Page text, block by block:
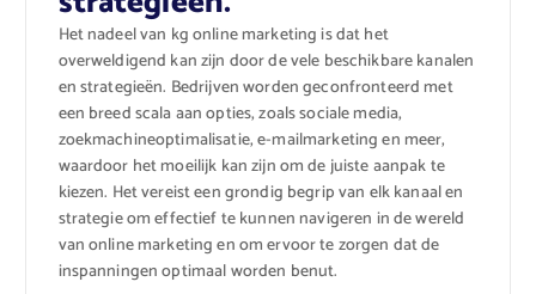
Het nadeel van kg online marketing is dat het
overweldigend kan zijn door de vele beschikbare kanalen
en strategieën. Bedrijven worden geconfronteerd met
een breed scala aan opties, zoals sociale media,
zoekmachineoptimalisatie, e-mailmarketing en meer,
waardoor het moeilijk kan zijn om de juiste aanpak te
kiezen. Het vereist een grondig begrip van elk kanaal en
strategie om effectief te kunnen navigeren in de wereld
van online marketing en om ervoor te zorgen dat de
inspanningen optimaal worden benut.